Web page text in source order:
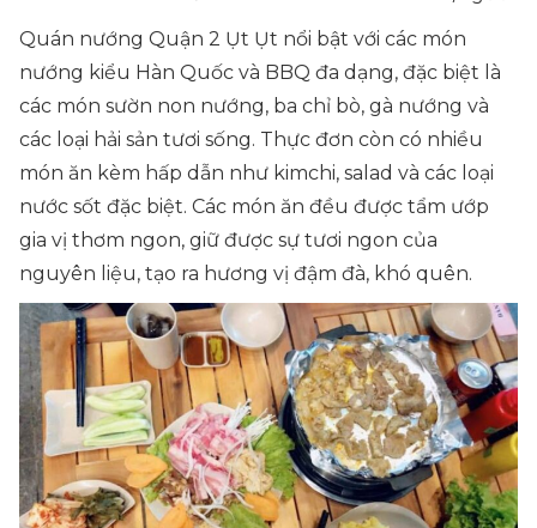
Quán nướng Quận 2 Ụt Ụt nổi bật với các món
nướng kiểu Hàn Quốc và BBQ đa dạng, đặc biệt là
các món sườn non nướng, ba chỉ bò, gà nướng và
các loại hải sản tươi sống. Thực đơn còn có nhiều
món ăn kèm hấp dẫn như kimchi, salad và các loại
nước sốt đặc biệt. Các món ăn đều được tẩm ướp
gia vị thơm ngon, giữ được sự tươi ngon của
nguyên liệu, tạo ra hương vị đậm đà, khó quên.